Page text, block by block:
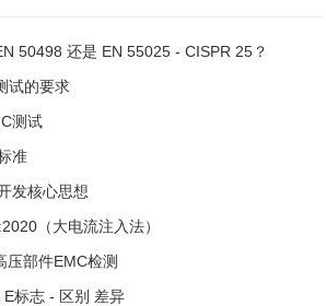
50498 还是 EN 55025 - CISPR 25？
试的要求
测试
准
发核心思想
（大电流注入法）
压部件EMC检测
标志 - 区别 差异